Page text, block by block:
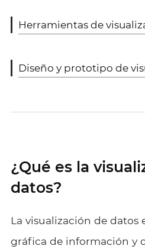
Herramientas de
Diseño y prototipo de
¿Qué es la
datos?
La visualización de datos
gráfica de información y